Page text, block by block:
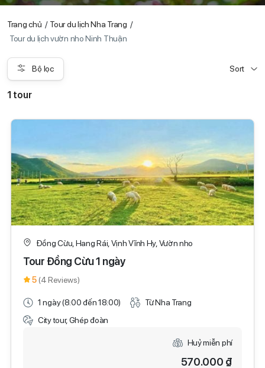
Trang chủ
Tour du lịch Nha Trang
Tour du lịch vườn nho Ninh Thuận
Bộ lọc Sort
1 tour
Đồng Cừu, Hang Rái, Vịnh Vĩnh Hy, Vườn nho
Tour Đồng Cừu 1 ngày
5 (4 Reviews)
1 ngày (8:00 đến 18:00)
Từ Nha Trang
City tour, Ghép đoàn
Huỷ miễn phí
570.000 ₫